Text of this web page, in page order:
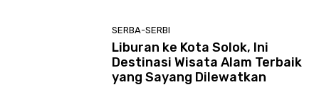
SERBA-SERBI
Liburan ke Kota Solok, Ini
Destinasi Wisata Alam Terbaik
yang Sayang Dilewatkan